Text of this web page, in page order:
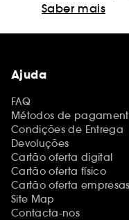
Saber mais
Ajuda
FAQ
Métodos de
Condições de Entrega
Devoluções
Cartão oferta digital
Cartão oferta físico
Cartão oferta empresas
Site Map
Contacta-nos